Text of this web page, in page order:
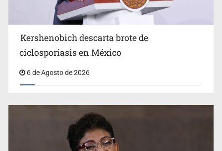
Jalisco mantiene la búsqueda de 21 adolescentes
desaparecidos durante julio
Kershenobich descarta brote de
ciclosporiasis en México
6 de Agosto de 2026